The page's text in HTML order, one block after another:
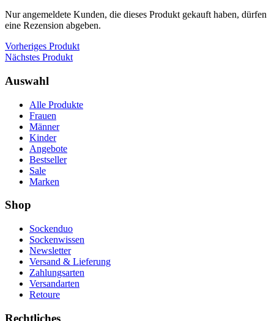
Nur angemeldete Kunden, die dieses Produkt gekauft haben, dürfen
eine Rezension abgeben.
Vorheriges Produkt
Nächstes Produkt
Auswahl
Alle Produkte
Frauen
Männer
Kinder
Angebote
Bestseller
Sale
Marken
Shop
Sockenduo
Sockenwissen
Newsletter
Versand & Lieferung
Zahlungsarten
Versandarten
Retoure
Rechtliches